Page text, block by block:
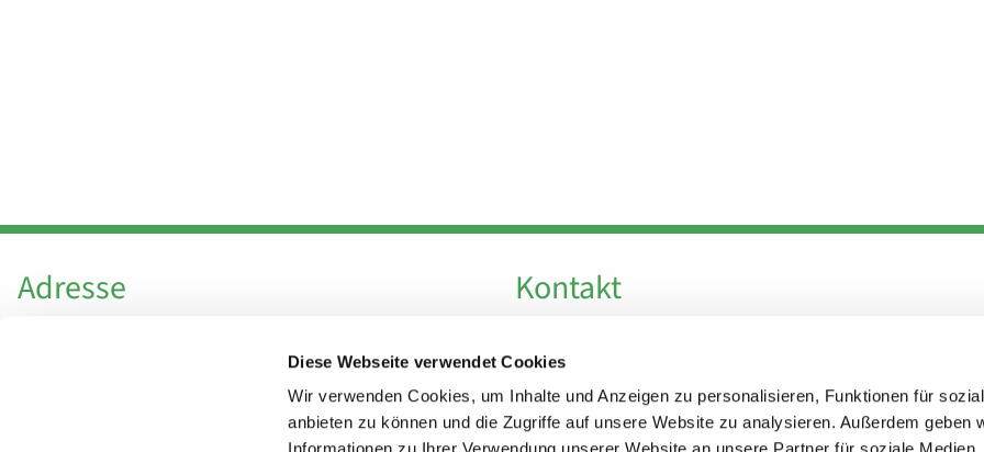
Diese Webseite verwendet Cookies
Wir verwenden Cookies, um Inhalte und Anzeigen zu personalisieren, Funktionen für
anbieten zu können und die Zugriffe auf unsere Website zu analysieren. Außerdem geben
Adresse
Hl. Theresa von Avila Berlin Nordost
Leitender Pfarrer - Norbert Pomplun
Kontakt
Fax +49 30 924 54 18
E-Mailinfo@theresa-von-avila-berlin.de